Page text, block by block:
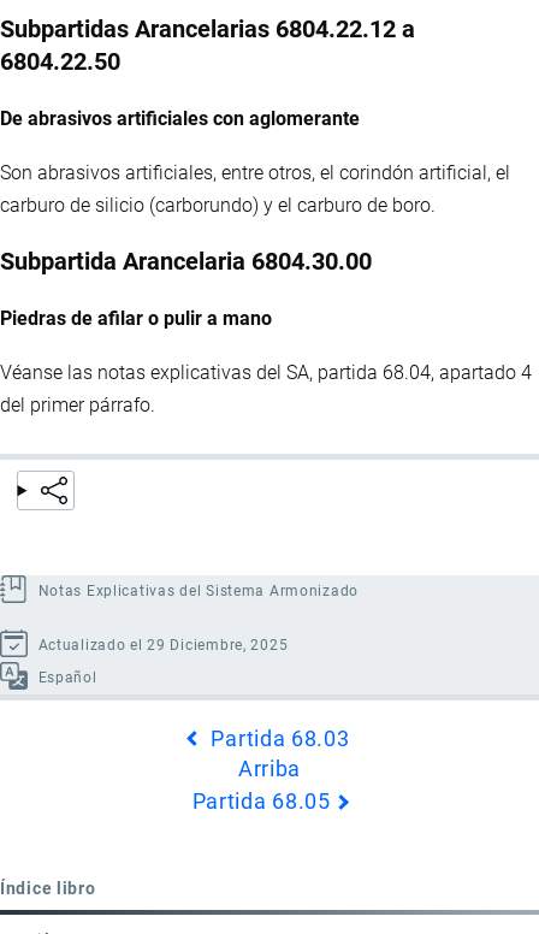
Subpartidas Arancelarias 6804.22.12 a
6804.22.50
De abrasivos artificiales con aglomerante
Son abrasivos artificiales, entre otros, el corindón artificial, el
carburo de silicio (carborundo) y el carburo de boro.
Subpartida Arancelaria 6804.30.00
Piedras de afilar o pulir a mano
Véanse las notas explicativas del SA, partida 68.04, apartado 4
del primer párrafo.
Notas Explicativas del Sistema Armonizado
Actualizado el 29 Diciembre, 2025
Español
68.04
Partida 68.03
Arriba
Partida 68.05
Índice libro